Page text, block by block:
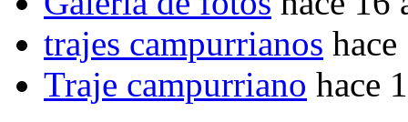
trajes campurrianos
Traje campurriano hace